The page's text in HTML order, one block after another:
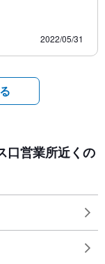
2022/05/31
口営業所近くの